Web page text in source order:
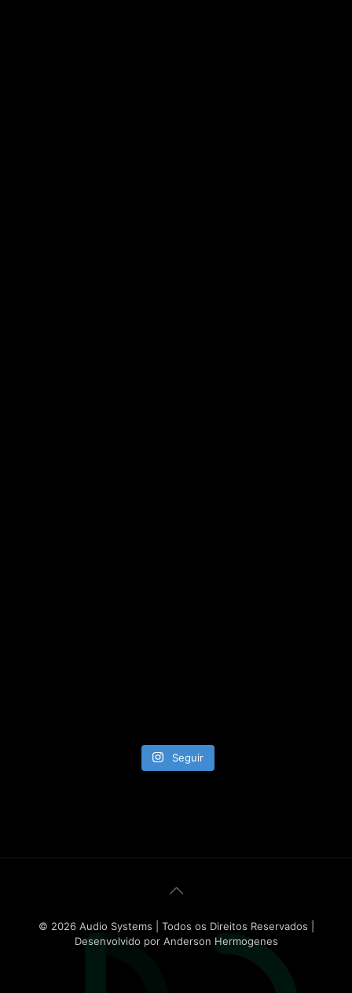
Seguir
© 2026 Audio Systems | Todos os Direitos Reservados |
Desenvolvido por Anderson Hermogenes